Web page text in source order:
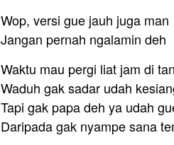
Wop, versi gue jauh juga man
Jangan pernah ngalamin deh
Waktu mau pergi liat jam di
Waduh gak sadar udah
Tapi gak papa deh ya udah
Daripada gak nyampe sana